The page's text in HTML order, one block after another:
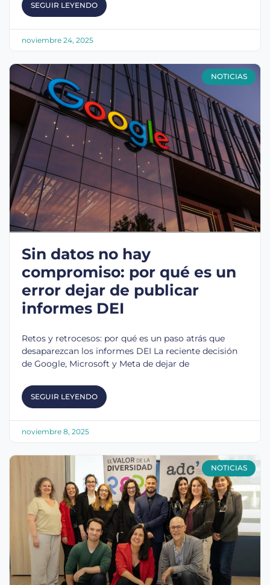
SEGUIR LEYENDO
noviembre 24, 2025
NOTICIAS
Sin datos no hay
compromiso: por qué es un
error dejar de publicar
informes DEI
Retos y retrocesos: por qué es un paso atrás que
desaparezcan los informes DEI La reciente decisión
de Google, Microsoft y Meta de dejar de
SEGUIR LEYENDO
noviembre 8, 2025
NOTICIAS